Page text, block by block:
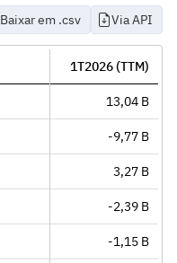
Baixar em .csv Via API
1T2026 (TTM)
13,04 B
-9,77 B
3,27 B
-2,39 B
-1,15 B